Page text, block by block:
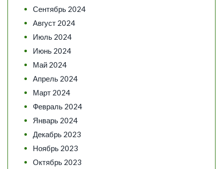
Сентябрь 2024
Август 2024
Июль 2024
Июнь 2024
Май 2024
Апрель 2024
Март 2024
Февраль 2024
Январь 2024
Декабрь 2023
Ноябрь 2023
Октябрь 2023